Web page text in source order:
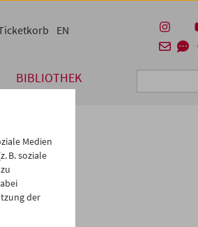
BIBLIOTHEK
EN
Medien
B. soziale
der